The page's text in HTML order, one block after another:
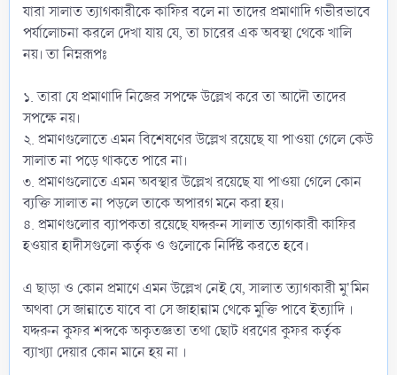
যারা সালাত ত্যাগকারীকে কাফির বলে না তাদের প্রমাণাদি গভীরভাবে
পর্যালোচনা করলে দেখা যায় যে, তা চারের এক অবস্থা থেকে খালি
নয়। তা নিম্নরূপঃ
১. তারা যে প্রমাণাদি নিজের সপক্ষে উল্লেখ করে তা আদৌ তাদের
সপক্ষে নয়।
২. প্রমাণগুলোতে এমন বিশেষণের উল্লেখ রয়েছে যা পাওয়া গেলে কেউ
সালাত না পড়ে থাকতে পারে না।
৩. প্রমাণগুলোতে এমন অবস্থার উল্লেখ রয়েছে যা পাওয়া গেলে কোন
ব্যক্তি সালাত না পড়লে তাকে অপারগ মনে করা হয়।
৪. প্রমাণগুলোর ব্যাপকতা রয়েছে যদ্দরুন সালাত ত্যাগকারী কাফির
হওয়ার হাদীসগুলো কর্তৃক ও গুলোকে নির্দিষ্ট করতে হবে।
এ ছাড়া ও কোন প্রমাণে এমন উল্লেখ নেই যে, সালাত ত্যাগকারী মু'মিন
অথবা সে জান্নাতে যাবে বা সে জাহান্নাম থেকে মুক্তি পাবে ইত্যাদি ।
যদ্দরুন কুফর শব্দকে অকৃতজ্ঞতা তথা ছোট ধরণের কুফর কর্তৃক
ব্যাখ্যা দেয়ার কোন মানে হয় না ।